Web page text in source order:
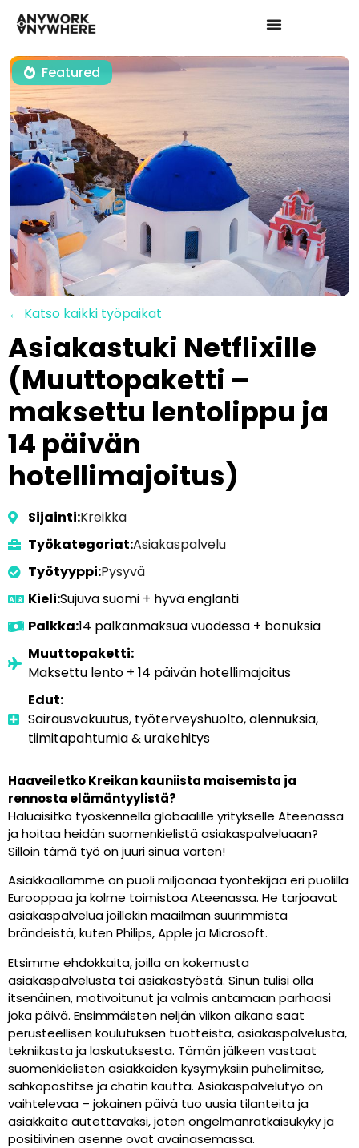
Featured
← Katso kaikki työpaikat
Asiakastuki Netflixille
(Muuttopaketti –
maksettu lentolippu ja
14 päivän
hotellimajoitus)
Sijainti:Kreikka
Työkategoriat:Asiakaspalvelu
Työtyyppi:Pysyvä
Kieli:Sujuva suomi + hyvä englanti
Palkka:14 palkanmaksua vuodessa + bonuksia
Muuttopaketti:
Maksettu lento + 14 päivän hotellimajoitus
Edut:
Sairausvakuutus, työterveyshuolto, alennuksia,
tiimitapahtumia & urakehitys
Haaveiletko Kreikan kauniista maisemista ja
rennosta elämäntyylistä?
Haluaisitko työskennellä globaalille yritykselle Ateenassa
ja hoitaa heidän suomenkielistä asiakaspalveluaan?
Silloin tämä työ on juuri sinua varten!
Asiakkaallamme on puoli miljoonaa työntekijää eri puolilla
Eurooppaa ja kolme toimistoa Ateenassa. He tarjoavat
asiakaspalvelua joillekin maailman suurimmista
brändeistä, kuten Philips, Apple ja Microsoft.
Etsimme ehdokkaita, joilla on kokemusta
asiakaspalvelusta tai asiakastyöstä. Sinun tulisi olla
itsenäinen, motivoitunut ja valmis antamaan parhaasi
joka päivä. Ensimmäisten neljän viikon aikana saat
perusteellisen koulutuksen tuotteista, asiakaspalvelusta,
tekniikasta ja laskutuksesta. Tämän jälkeen vastaat
suomenkielisten asiakkaiden kysymyksiin puhelimitse,
sähköpostitse ja chatin kautta. Asiakaspalvelutyö on
vaihtelevaa – jokainen päivä tuo uusia tilanteita ja
asiakkaita autettavaksi, joten ongelmanratkaisukyky ja
positiivinen asenne ovat avainasemassa.